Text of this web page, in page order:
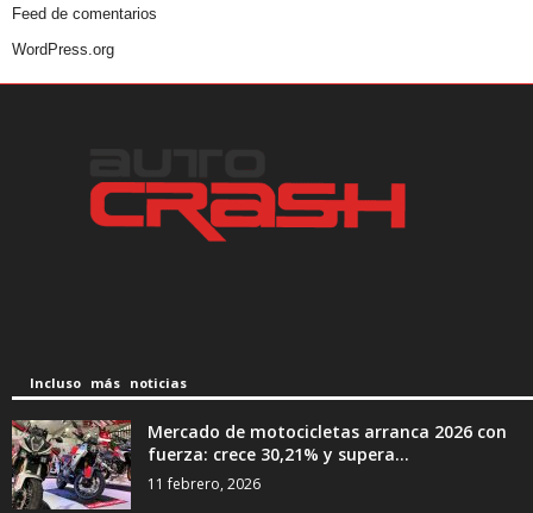
Feed de comentarios
WordPress.org
Incluso más noticias
Mercado de motocicletas arranca 2026 con
fuerza: crece 30,21% y supera...
11 febrero, 2026